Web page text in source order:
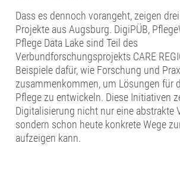
Dass es dennoch vorangeht, zeigen
Projekte aus Augsburg. DigiPÜB,
Pflege Data Lake sind Teil des
Verbundforschungsprojekts CARE
Beispiele dafür, wie Forschung und
zusammenkommen, um Lösungen für
Pflege zu entwickeln. Diese Initiativen
Digitalisierung nicht nur eine abstrakte
sondern schon heute konkrete Wege
aufzeigen kann.